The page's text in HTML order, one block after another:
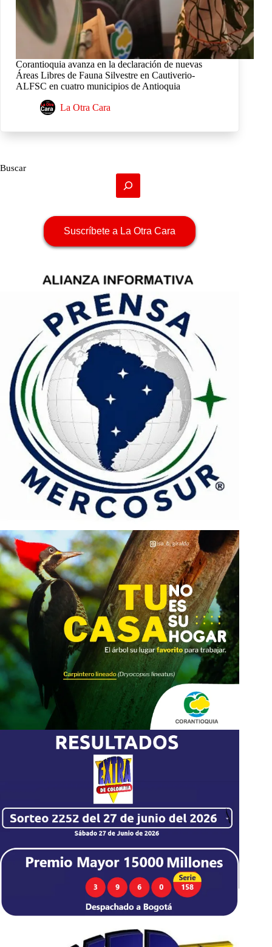
Corantioquia avanza en la declaración de nuevas
Áreas Libres de Fauna Silvestre en Cautiverio-
ALFSC en cuatro municipios de Antioquia
La Otra Cara
Buscar
Suscríbete a La Otra Cara